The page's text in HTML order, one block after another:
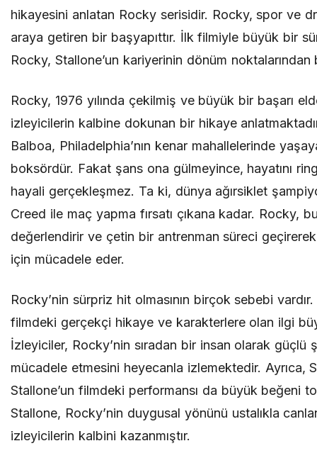
hikayesini anlatan Rocky serisidir. Rocky, spor ve
araya getiren bir başyapıttır. İlk filmiyle büyük bir
Rocky, Stallone’un kariyerinin dönüm noktalarından
Rocky, 1976 yılında çekilmiş ve büyük bir başarı
izleyicilerin kalbine dokunan bir hikaye
Balboa, Philadelphia’nın kenar mahallelerinde
boksördür. Fakat şans ona gülmeyince, hayatını
hayali gerçekleşmez. Ta ki, dünya ağırsiklet
Creed ile maç yapma fırsatı çıkana kadar. Rocky,
değerlendirir ve çetin bir antrenman süreci
için mücadele eder.
Rocky’nin sürpriz hit olmasının birçok sebebi
filmdeki gerçekçi hikaye ve karakterlere olan ilgi
İzleyiciler, Rocky’nin sıradan bir insan olarak güçlü
mücadele etmesini heyecanla izlemektedir. Ayrıca,
Stallone’un filmdeki performansı da büyük beğeni
Stallone, Rocky’nin duygusal yönünü ustalıkla
izleyicilerin kalbini kazanmıştır.